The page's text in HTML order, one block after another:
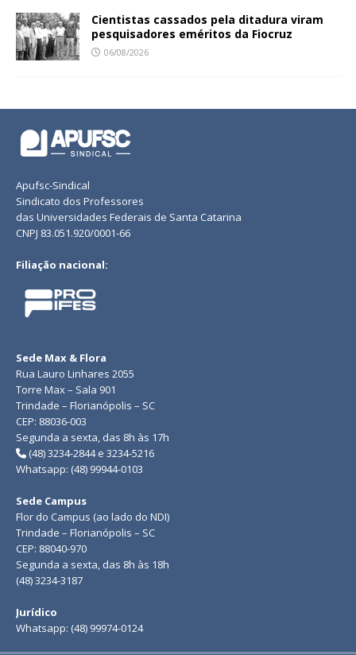
Cientistas cassados pela ditadura viram
pesquisadores eméritos da Fiocruz
06/08/2026
Apufsc-Sindical
Sindicato dos Professores
das Universidades Federais de Santa Catarina
CNPJ 83.051.920/0001-66
Filiação nacional:
Sede Max & Flora
Rua Lauro Linhares 2055
Torre Max – Sala 901
Trindade – Florianópolis – SC
CEP: 88036-003
Segunda a sexta, das 8h às 17h
(48) 3234-2844 e 3234-5216
Whatsapp: (48) 99944-0103
Sede Campus
Flor do Campus (ao lado do NDI)
Trindade – Florianópolis – SC
CEP: 88040-970
Segunda a sexta, das 8h às 18h
(48) 3234-3187
Jurídico
Whatsapp: (48) 99974-0124